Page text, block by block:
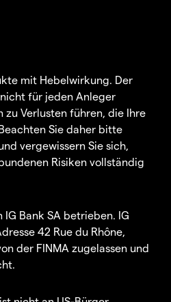
mit Hebelwirkung. Der
für jeden Anleger
zu Verlusten führen, die Ihre
Sie daher bitte
vergewissern Sie sich,
Risiken vollständig
Bank SA betrieben. IG
42 Rue du Rhône,
der FINMA zugelassen und